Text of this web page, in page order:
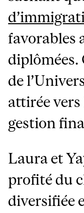
favorables
diplômées.
de
attirée
gestion
Laura et
profité du
diversifiée